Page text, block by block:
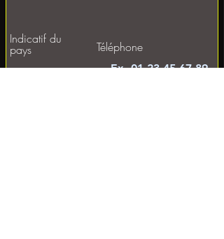
Indicatif du
pays Téléphone